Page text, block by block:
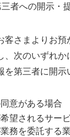
者への開示・
客さまよりお預
、次のいずれか
を第三者に開示
意がある場合
望されるサー
務を委託する